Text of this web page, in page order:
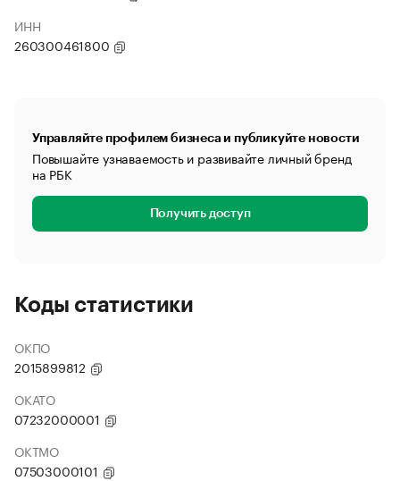
ИНН
260300461800
Управляйте профилем бизнеса и публикуйте новости
Повышайте узнаваемость и развивайте личный бренд
на РБК
Получить доступ
Коды статистики
ОКПО
2015899812
ОКАТО
07232000001
ОКТМО
07503000101